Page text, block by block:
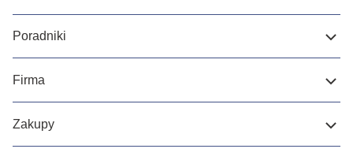
Poradniki
Firma
Zakupy